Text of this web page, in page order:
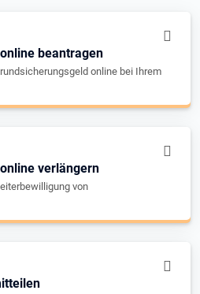
beantragen
online bei Ihrem
verlängern
von